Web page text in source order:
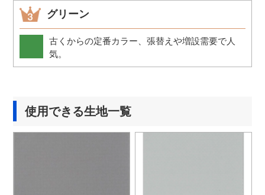
グリーン
古くからの定番カラー、張替えや増設需要で人
気。
使用できる生地一覧